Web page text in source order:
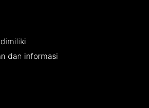
dan informasi